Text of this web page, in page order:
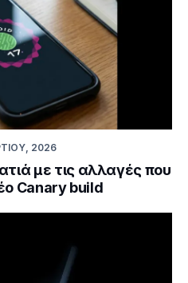
2026
με τις αλλαγές που
Canary build